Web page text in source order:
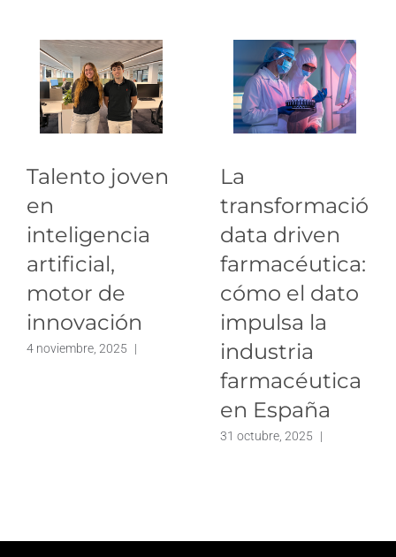
Talento joven
en
inteligencia
artificial,
motor de
innovación
4 noviembre, 2025 |
La
transformación
data driven
farmacéutica:
cómo el dato
impulsa la
industria
farmacéutica
en España
31 octubre, 2025 |